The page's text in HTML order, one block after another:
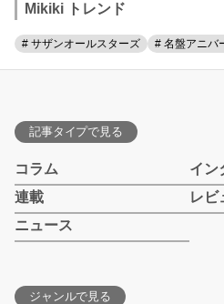
Mikiki トレンド
# サザンオールスターズ # 名盤アニバ
記事タイプで見る
コラム
イン
連載
レビ
ニュース
ジャンルで見る